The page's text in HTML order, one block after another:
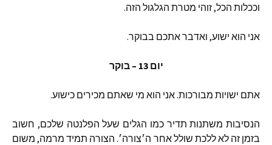
וככלות הכל,זוהי מטרת הגלגול הזה.
אני הוא ישוע, ואדבראתכם בבוקר.
יום 13 – בוקר
אתם ישויות מבורכות.אני הוא מי שאתם מכירים כישוע.
הנסיבות משתנות תדיר כמו הגלים שעל הפלנטה שלכם, חשוב
בזמן זה לאללכת שוללאחר ה׳צורה׳. הצורה תמיד מרמה, משום